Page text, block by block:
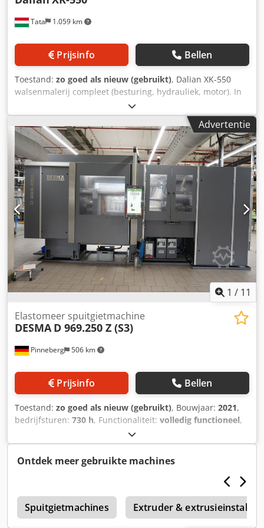
Tata 1.059 km
Prijsinfo Bellen
Toestand: zo goed als nieuw (gebruikt), Dalian XK-550
walsenmalerij compleet (besturing, hydrauliek, motor). In
goede staat, af fabriek gemonteerd, direct inzetbaar. Type:
Dalian XK-550 Walsbreedte: 550 mm Uitvoering: Gesloten
industriële walsenmalerij Werkbreedte: 1500 mm Chedpfx
Akoy Eyy Uekja Walsensnelheid: 18–30 m/min
Overbrengingsverhouding: 1:1,27 Spleetverstelling:
hydraulisch Max. spleet: ca. 0,5–12 mm Capaciteit: 2–6 t/u
Vermogen: 110 kW Materiaal: walzen van gehard gietijzer
Advertentie
1 / 11
Pinneberg 506 km
Elastomeer spuitgietmachine
DESMA D 969.250 Z (S3)
Prijsinfo Bellen
Toestand: zo goed als nieuw (gebruikt), Bouwjaar: 2021,
bedrijfsturen: 730 h, Functionaliteit: volledig functioneel,
, nominaal vermogen:
pk), bedrijfsdruk:265 bar, Wij bieden deze zo goed als
nieuwe DESMA D 969.250 Z (S3)
rubberverwerkingsmachine, bouwjaar 2021, aan.
Sluitkracht: 2700 kN Injectievolume: 500 cm³ Injectiedruk:
3500 bar EUROMAP-formaat: 2700-1750 Spanning: 400 V
Frequentie: 50 Hz Max. kortsluitstroom: 10 kA
Csdpfxszgvxyo Akksha Totale stroom: 138 A Voorzekering:
Ontdek meer gebruikte machines
Spuitgietmachines Extruder &